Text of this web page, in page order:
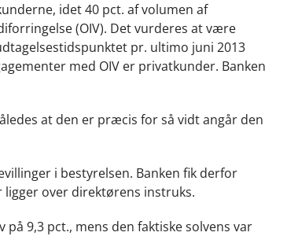
idet 40 pct. af volumen af
(OIV). Det vurderes at være
pr. ultimo juni 2013
med OIV er privatkunder. Banken
at den er præcis for så vidt angår den
i bestyrelsen. Banken fik derfor
ligger over direktørens instruks.
9,3 pct., mens den faktiske solvens var